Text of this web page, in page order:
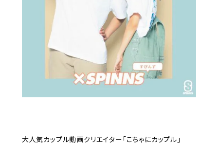
大人気カップル動画クリエイター「こちゃにカップル」